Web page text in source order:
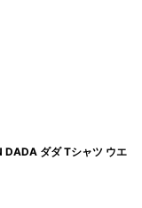
ダダ Tシャツ ウエ